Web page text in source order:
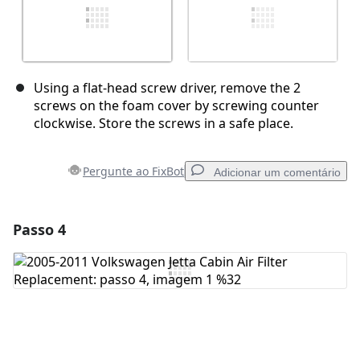
Using a flat-head screw driver, remove the 2
screws on the foam cover by screwing counter
clockwise. Store the screws in a safe place.
Pergunte ao FixBot Adicionar um comentário
Comentar
Passo 4